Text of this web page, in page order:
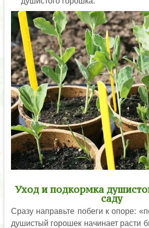
Уход и подкормка
саду
Сразу направьте побеги к опоре:
душистый горошек начинает расти